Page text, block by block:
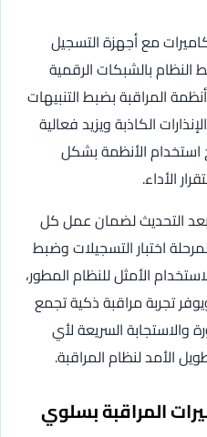
مع أجهزة التسجيل
بالشبكات الرقمية
المراقبة بضبط التنبيهات
الكاذبة ويزيد فعالية
استخدام الأنظمة بشكل
الأداء.
التحديث لضمان عمل كل
اختبار التسجيلات وضبط
الأمثل للنظام المطور،
تجربة مراقبة ذكية تجمع
والاستجابة السريعة لأي
الأمد لنظام المراقبة.
المراقبة بسلوي